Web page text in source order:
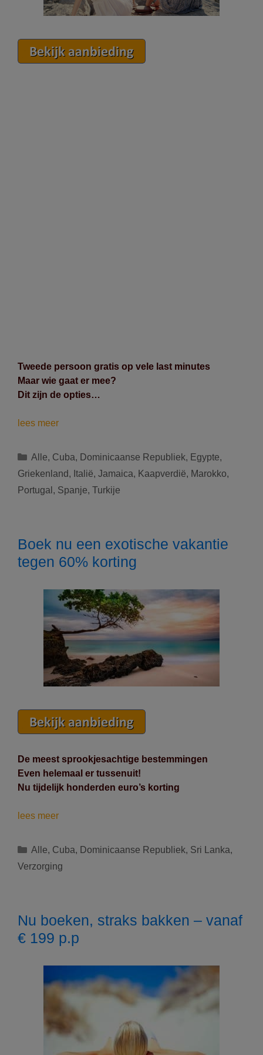
Tweede persoon gratis op vele last minutes
Maar wie gaat er mee?
Dit zijn de opties…
lees meerTweede
Maar
wie?
Categorieën
Alle, Cuba, Dominicaanse Republiek, Egypte,
Griekenland, Italië, Jamaica, Kaapverdië, Marokko,
Portugal , Spanje, Turkije
Boek nu een exotische vakantie
tegen 60% korting
De meest sprookjesachtige bestemmingen
Even helemaal er tussenuit!
Nu tijdelijk honderden euro’s korting
lees meerBoek
exotische
vakantie
korting
Categorieën
Alle, Cuba, Dominicaanse Republiek, Sri Lanka,
Verzorging
Nu boeken, straks bakken – vanaf
€ 199 p.p